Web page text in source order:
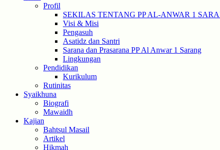
Profil
SEKILAS TENTANG PP AL-ANWAR 1
Visi & Misi
Pengasuh
Asatidz dan Santri
Sarana dan Prasarana PP Al Anwar 1 Sarang
Lingkungan
Pendidikan
Kurikulum
Rutinitas
Syaikhuna
Biografi
Mawaidh
Kajian
Bahtsul Masail
Artikel
Hikmah